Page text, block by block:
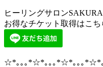
ヒーリングサロン
お得なチケット取得はこち
☆*｡｡｡*☆*｡｡｡*☆*｡｡｡